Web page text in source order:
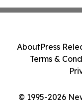
© 1995-2026
AboutPress
Terms &